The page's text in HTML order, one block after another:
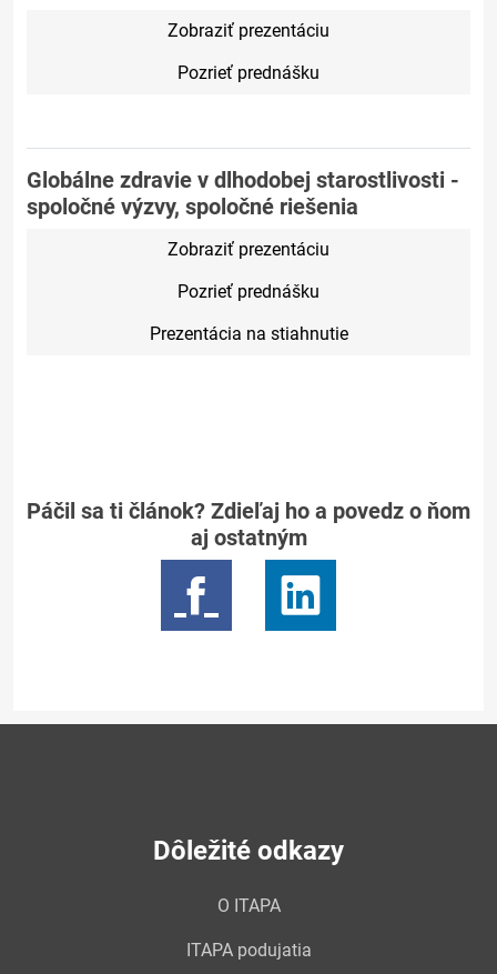
Zobraziť prezentáciu
Pozrieť prednášku
Globálne zdravie v dlhodobej starostlivosti -
spoločné výzvy, spoločné riešenia
Zobraziť prezentáciu
Pozrieť prednášku
Prezentácia na stiahnutie
Páčil sa ti článok? Zdieľaj ho a povedz o ňom
aj ostatným
Dôležité odkazy
O ITAPA
ITAPA podujatia